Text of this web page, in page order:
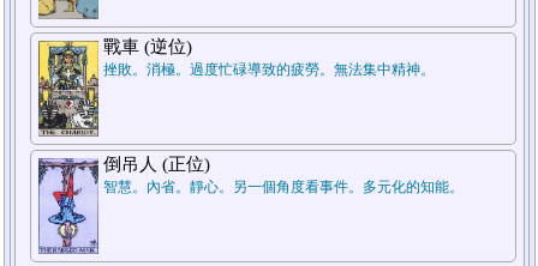
戰車 (逆位)
挫敗。消極。過度忙碌導致的疲勞。無法集中精神。
倒吊人 (正位)
智慧。內省。靜心。另一個角度看事件。多元化的知能。